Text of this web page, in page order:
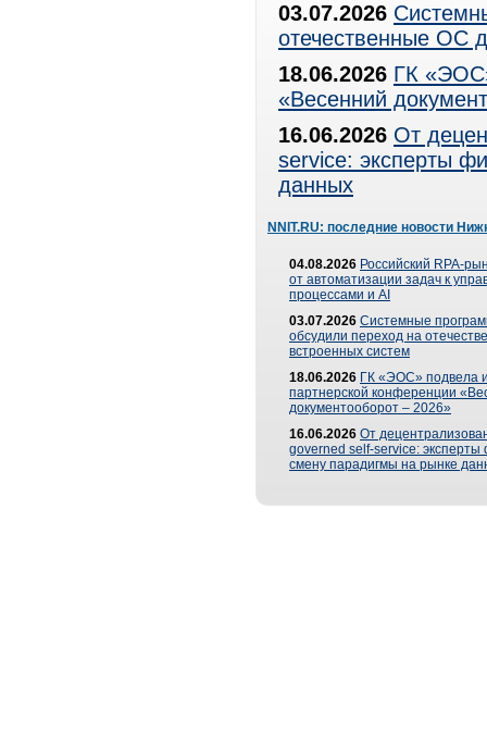
03.07.2026
отечественные ОС
18.06.2026 ГК
«Весенний
16.06.2026 От
service: эксперты
данных
NNIT.RU: последние новости
04.08.2026 Российский RPA-
от автоматизации задач к
процессами и AI
03.07.2026 Системные
обсудили переход на
встроенных систем
18.06.2026 ГК «ЭОС» подвела
партнерской конференции
документооборот – 2026»
16.06.2026 От
governed self-service: эксперты
смену парадигмы на рынке